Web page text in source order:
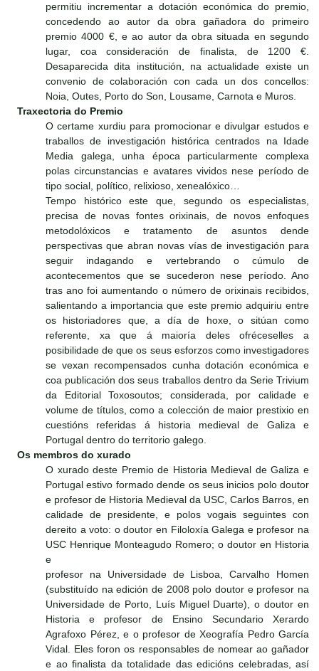
permitiu incrementar a dotación económica do premio,
concedendo ao autor da obra gañadora do primeiro
premio 4000 €, e ao autor da obra situada en segundo
lugar, coa consideración de finalista, de 1200 €.
Desaparecida dita institución, na actualidade existe un
convenio de colaboración con cada un dos concellos:
Noia, Outes, Porto do Son, Lousame, Carnota e Muros.
Traxectoria do Premio
O certame xurdiu para promocionar e divulgar estudos e
traballos de investigación histórica centrados na Idade
Media galega, unha época particularmente complexa
polas circunstancias e avatares vividos nese período de
tipo social, político, relixioso, xenealóxico…
Tempo histórico este que, segundo os especialistas,
precisa de novas fontes orixinais, de novos enfoques
metodolóxicos e tratamento de asuntos dende
perspectivas que abran novas vías de investigación para
seguir indagando e vertebrando o cúmulo de
acontecementos que se sucederon nese período. Ano
tras ano foi aumentando o número de orixinais recibidos,
salientando a importancia que este premio adquiriu entre
os historiadores que, a día de hoxe, o sitúan como
referente, xa que á maioría deles ofréceselles a
posibilidade de que os seus esforzos como investigadores
se vexan recompensados cunha dotación económica e
coa publicación dos seus traballos dentro da Serie Trivium
da Editorial Toxosoutos; considerada, por calidade e
volume de títulos, como a colección de maior prestixio en
cuestións referidas á historia medieval de Galiza e
Portugal dentro do territorio galego.
Os membros do xurado
O xurado deste Premio de Historia Medieval de Galiza e
Portugal estivo formado dende os seus inicios polo doutor
e profesor de Historia Medieval da USC, Carlos Barros, en
calidade de presidente, e polos vogais seguintes con
dereito a voto: o doutor en Filoloxía Galega e profesor na
USC Henrique Monteagudo Romero; o doutor en Historia
e
profesor na Universidade de Lisboa, Carvalho Homen
(substituído na edición de 2008 polo doutor e profesor na
Universidade de Porto, Luís Miguel Duarte), o doutor en
Historia e profesor de Ensino Secundario Xerardo
Agrafoxo Pérez, e o profesor de Xeografía Pedro García
Vidal. Eles foron os responsables de nomear ao gañador
e ao finalista da totalidade das edicións celebradas, así